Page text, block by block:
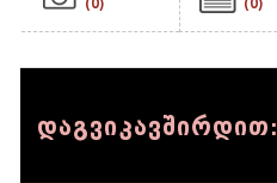
(0) (0)
დაგვიკავშირდით: